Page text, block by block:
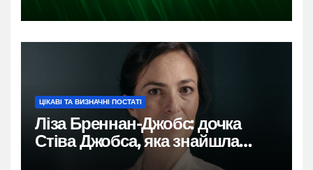
ЦІКАВІ ТА ВИЗНАЧНІ ПОСТАТІ
Ліза Бреннан-Джобс: дочка
Стіва Джобса, яка знайшла
власний голос